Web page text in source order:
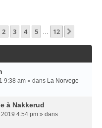
1Sur
2 3 4 5 … 12
9:38 am » dans La Norvege
à Nakkerud
2019 4:54 pm » dans